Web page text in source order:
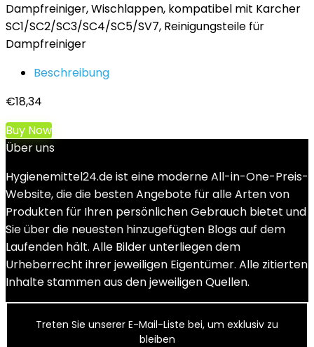
Dampfreiniger, Wischlappen, kompatibel mit Karcher
SC1/SC2/SC3/SC4/SC5/SV7, Reinigungsteile für
Dampfreiniger
Beschreibung
€18,34
Buy Now
Über uns
Hygienemittel24.de ist eine moderne All-in-One-Preis-
Website, die die besten Angebote für alle Arten von
Produkten für Ihren persönlichen Gebrauch bietet und
Sie über die neuesten hinzugefügten Blogs auf dem
Laufenden hält. Alle Bilder unterliegen dem
Urheberrecht ihrer jeweiligen Eigentümer. Alle zitierten
Inhalte stammen aus den jeweiligen Quellen.
Treten Sie unserer E-Mail-Liste bei, um exklusiv zu
bleiben